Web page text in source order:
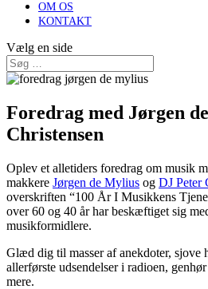
OM OS
KONTAKT
Vælg en side
Foredrag med Jørgen
Christensen
Oplev et alletiders foredrag om musik
makkere Jørgen de Mylius og DJ Peter
overskriften “100 År I Musikkens
over 60 og 40 år har beskæftiget sig
musikformidlere.
Glæd dig til masser af anekdoter, sjove
allerførste udsendelser i radioen,
mere.